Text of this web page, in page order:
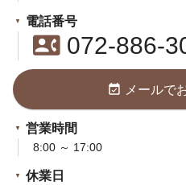
電話番号
contact_phone072-886-
event_available メールで
営業時間
8:00 ～ 17:00
休業日